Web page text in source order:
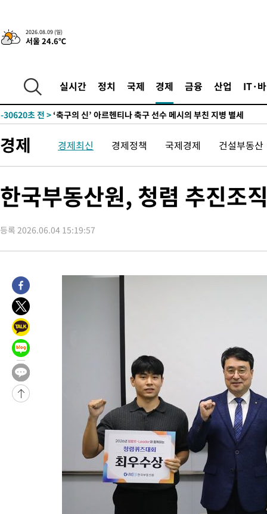
2026.08.09 (일)
서울 24.6℃
실시간 정치 국제 경제 금융 산업 IT·
-30651초 전 >
美 국방부, 켄달 전 공군장관 보안허가 취소…“에어포스원 기
보, 언론 누출”
-30620초 전 >
-30595초 전 > “美 이란전 무기 소진…북한과 분쟁시 주한 미군 취약해질 수
보, 언론 누출”
-30620초 전 >
‘축구의 신’ 아르헨티나 축구 선수 메시의 부친 지병 별세
-30595초 전 >“美 이란전 무기 소진…북한과 분쟁시 주한 미군 취약해질 수
경제 경제최신 경제정책 국제경제 건설부동산
한국부동산원, 청렴 추진조
등록 2026.06.04 15:19:57